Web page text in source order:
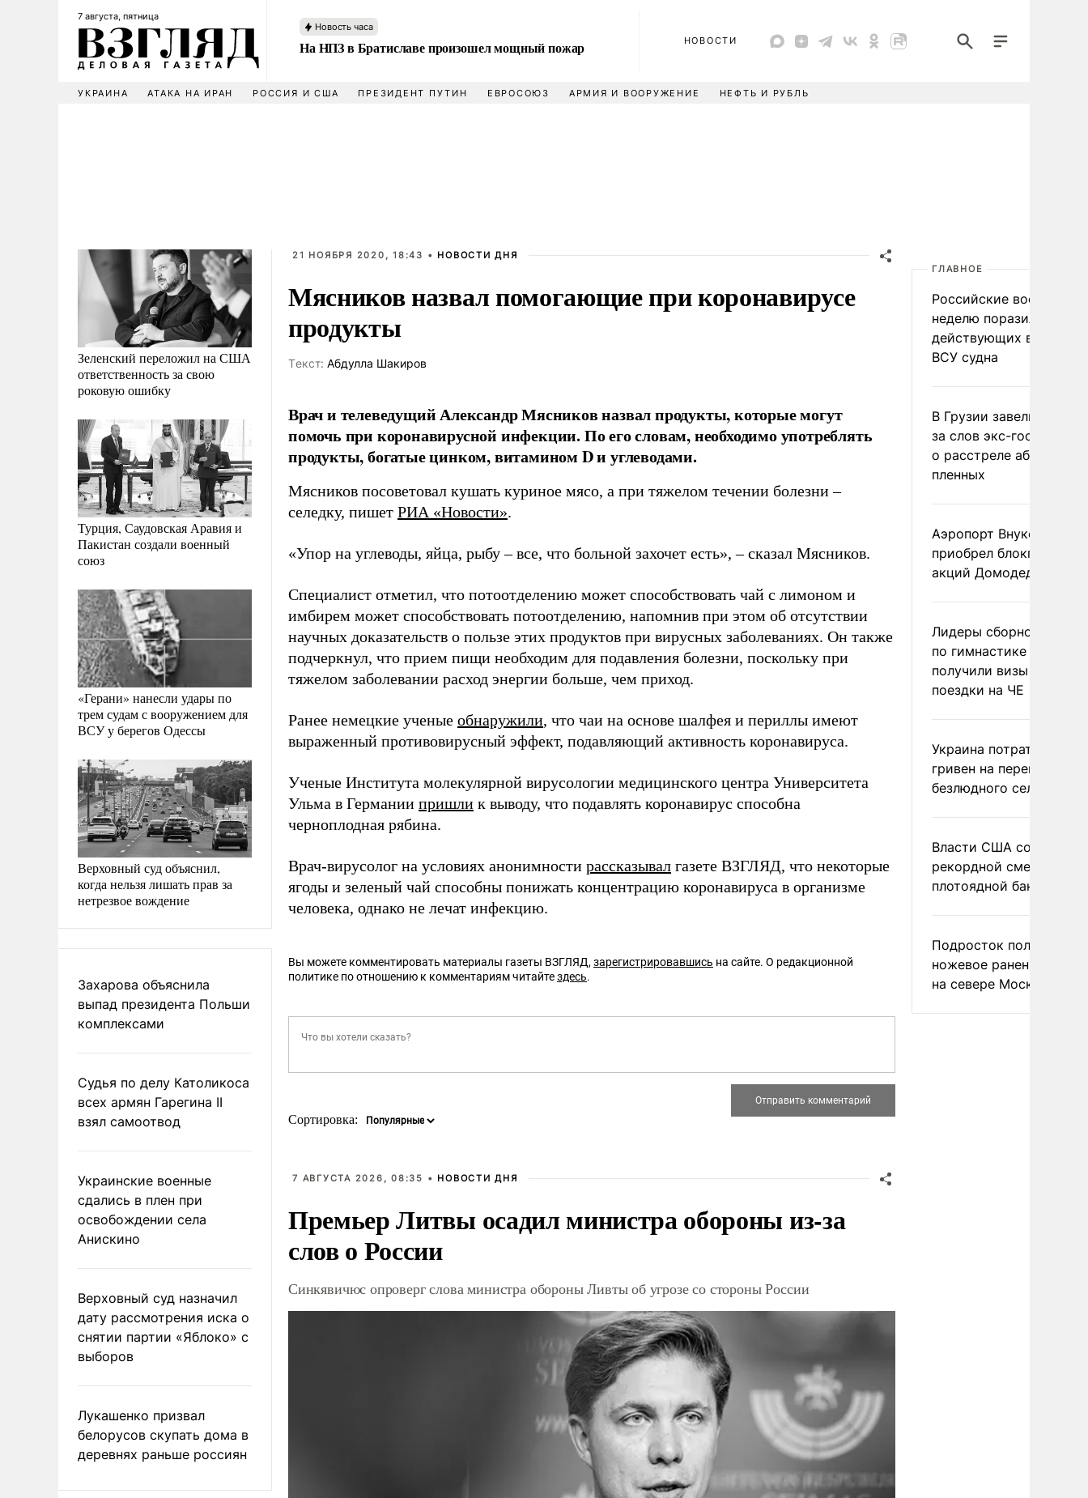
7 августа, пятница
Новость часа
На НПЗ в Братиславе произошел мощный пожар НОВОСТИ
УКРАИНА АТАКА НА ИРАН РОССИЯ И США ПРЕЗИДЕНТ ПУТИН ЕВРОСОЮЗ АРМИЯ И ВООРУЖЕНИЕ НЕФТЬ И РУБЛЬ
Зеленский переложил на США
ответственность за свою
роковую ошибку
Турция, Саудовская Аравия и
Пакистан создали военный
союз
«Герани» нанесли удары по
трем судам с вооружением для
ВСУ у берегов Одессы
Верховный суд объяснил,
когда нельзя лишать прав за
нетрезвое вождение
Захарова объяснила
выпад президента Польши
комплексами
Судья по делу Католикоса
всех армян Гарегина II
взял самоотвод
Украинские военные
сдались в плен при
освобождении села
Анискино
Верховный суд назначил
дату рассмотрения иска о
снятии партии «Яблоко» с
выборов
Лукашенко призвал
белорусов скупать дома в
деревнях раньше россиян
21 НОЯБРЯ 2020, 18:43 • НОВОСТИ ДНЯ
Мясников назвал помогающие при коронавирусе
продукты
Tекст: Абдулла Шакиров
Врач и телеведущий Александр Мясников назвал продукты, которые могут
помочь при коронавирусной инфекции. По его словам, необходимо употреблять
продукты, богатые цинком, витамином D и углеводами.
Мясников посоветовал кушать куриное мясо, а при тяжелом течении болезни –
селедку, пишет РИА «Новости».
«Упор на углеводы, яйца, рыбу – все, что больной захочет есть», – сказал Мясников.
Специалист отметил, что потоотделению может способствовать чай с лимоном и
имбирем может способствовать потоотделению, напомнив при этом об отсутствии
научных доказательств о пользе этих продуктов при вирусных заболеваниях. Он также
подчеркнул, что прием пищи необходим для подавления болезни, поскольку при
тяжелом заболевании расход энергии больше, чем приход.
Ранее немецкие ученые обнаружили, что чаи на основе шалфея и периллы имеют
выраженный противовирусный эффект, подавляющий активность коронавируса.
Ученые Института молекулярной вирусологии медицинского центра Университета
Ульма в Германии пришли к выводу, что подавлять коронавирус способна
черноплодная рябина.
Врач-вирусолог на условиях анонимности рассказывал газете ВЗГЛЯД, что некоторые
ягоды и зеленый чай способны понижать концентрацию коронавируса в организме
человека, однако не лечат инфекцию.
Вы можете комментировать материалы газеты ВЗГЛЯД, зарегистрировавшись на сайте. О редакционной
политике по отношению к комментариям читайтездесь.
Сортировка:
7 АВГУСТА 2026, 08:35 • НОВОСТИ ДНЯ
Премьер Литвы осадил министра обороны из-за
слов о России
Синкявичюс опроверг слова министра обороны Ливты об угрозе со стороны России
ГЛАВНОЕ
Российские военные за
неделю поразили 34
действующих в
ВСУ судна
В Грузии завели дело
за слов экс-
о расстреле абхазских
пленных
Аэропорт Внуково
приобрел блокпакет
акций Домодедово
Лидеры сборной
по гимнастике не
получили визы для
поездки на ЧЕ
Украина потратила 1
гривен на
безлюдного села
Власти США сообщили
рекордной смертности
плотоядной бактерии
Подросток получил
ножевое ранение в
на севере Москвы